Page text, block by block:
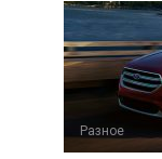
Разное